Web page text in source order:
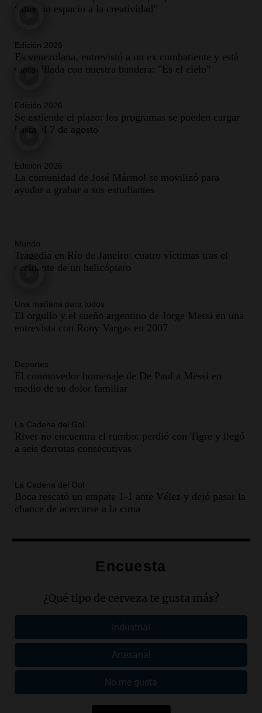
“abre un espacio a la creatividad”
Edición 2026
Es venezolana, entrevistó a un ex combatiente y está
maravillada con nuestra bandera: "Es el cielo"
Edición 2026
Se extiende el plazo: los programas se pueden cargar
hasta el 7 de agosto
Edición 2026
La comunidad de José Mármol se movilizó para
ayudar a grabar a sus estudiantes
Mundo
Tragedia en Río de Janeiro: cuatro víctimas tras el
accidente de un helicóptero
Una mañana para todos
El orgullo y el sueño argentino de Jorge Messi en una
entrevista con Rony Vargas en 2007
Deportes
El conmovedor homenaje de De Paul a Messi en
medio de su dolor familiar
La Cadena del Gol
River no encuentra el rumbo: perdió con Tigre y llegó
a seis derrotas consecutivas
La Cadena del Gol
Boca rescató un empate 1-1 ante Vélez y dejó pasar la
chance de acercarse a la cima
Encuesta